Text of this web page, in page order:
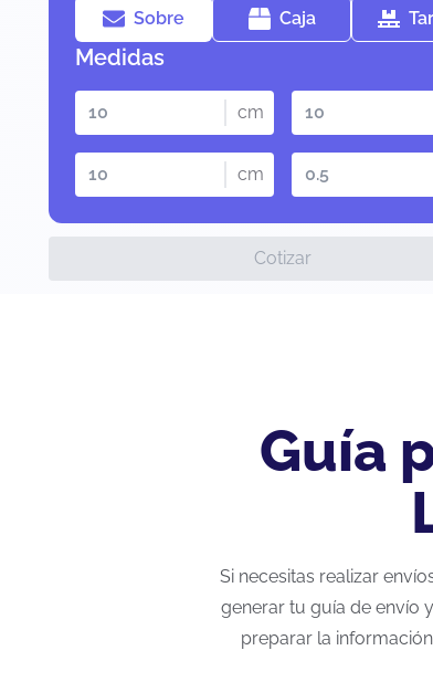
Sobre Caja
Medidas
cm
cm
Cotizar
Guía
Si necesitas realizar
generar tu guía de envío
preparar la